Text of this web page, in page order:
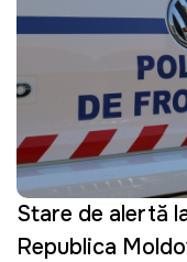
Stare de alertă
Republica